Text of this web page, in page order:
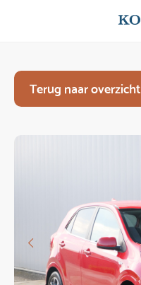
Terug naar overzicht